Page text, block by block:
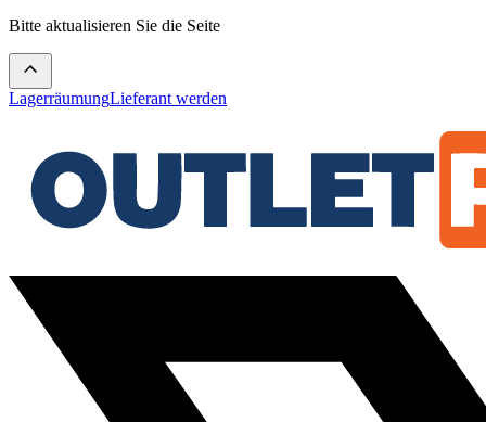
Bitte aktualisieren Sie die Seite
LagerräumungLieferant werden